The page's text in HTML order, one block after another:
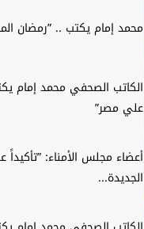
محمد إمام يكتب .. ”رمضان
الكاتب الصحفي محمد إمام
علي مصر”
أعضاء مجلس الأمناء:
الجديدة...